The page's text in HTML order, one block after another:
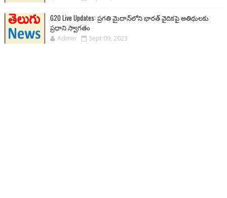
G20 Live Updates: ప్రగతి మైదాన్‌లోని భారత్ వైదికపై అతిథులకు
ప్రధాని స్వాగతం
Admin Sept 09, 2023